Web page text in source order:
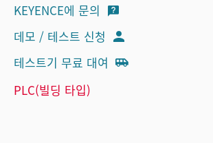
KEYENCE에 문의
데모 / 테스트 신청
테스트기 무료 대여
PLC(빌딩 타입)